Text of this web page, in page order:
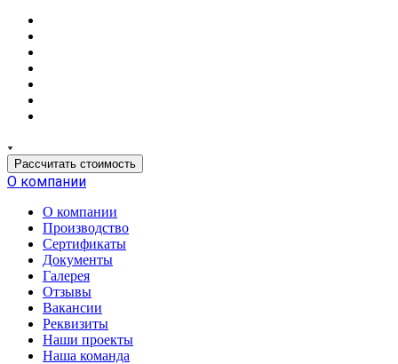
Рассчитать стоимость
О компании
О компании
Производство
Сертификаты
Документы
Галерея
Отзывы
Вакансии
Реквизиты
Наши проекты
Наша команда